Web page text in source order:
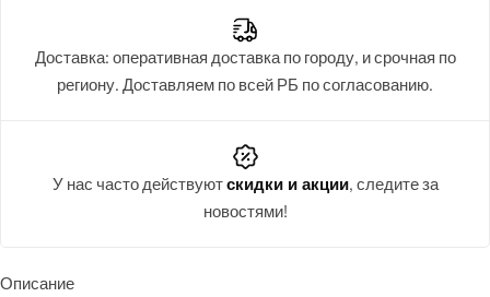
Доставка: оперативная доставка по городу, и срочная по
региону. Доставляем по всей РБ по согласованию.
У нас часто действуютскидки и акции, следите за
новостями!
Описание